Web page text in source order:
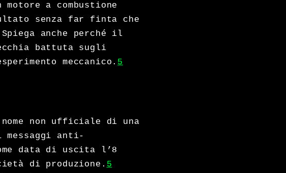
a combustione
senza far finta che
Spiega anche perché il
battuta sugli
meccanico. 5
nome non ufficiale di una
anti-
data di uscita l’8
di produzione. 5